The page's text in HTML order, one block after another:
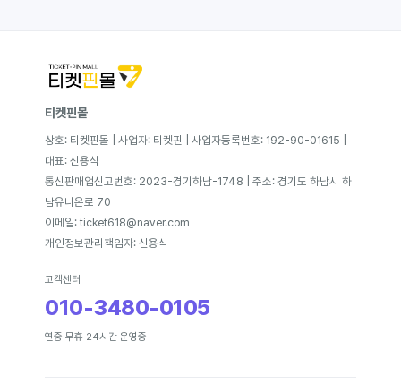
티켓핀몰
상호: 티켓핀몰 | 사업자: 티켓핀 | 사업자등록번호: 192-90-01615 |
대표: 신용식
통신판매업신고번호: 2023-경기하남-1748 | 주소: 경기도 하남시 하
남유니온로 70
이메일: ticket618@naver.com
개인정보관리책임자: 신용식
고객센터
010-3480-0105
연중 무휴 24시간 운영중